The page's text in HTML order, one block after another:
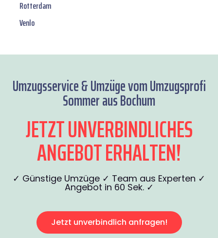
Rotterdam
Venlo
Umzugsservice & Umzüge vom Umzugsprofi
Sommer aus Bochum
JETZT UNVERBINDLICHES
ANGEBOT ERHALTEN!
✓ Günstige Umzüge ✓ Team aus Experten ✓
Angebot in 60 Sek. ✓
Jetzt unverbindlich anfragen!